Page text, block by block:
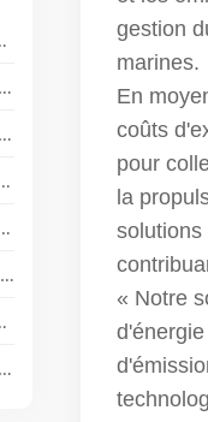
gestion
marines.
En
coûts
pour
la
« Notre